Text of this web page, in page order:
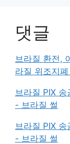
댓글
브라질 환전,
라질 위조지
브라질 PIX 송
- 브라질 썰
브라질 PIX 송
- 브라질 썰